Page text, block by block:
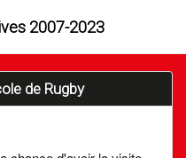
2007-2023
de Rugby